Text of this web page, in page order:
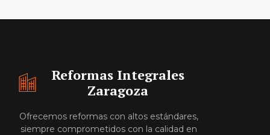
Reformas Integrales
Zaragoza
Ofrecemos reformas con altos estándares,
siempre comprometidos con la calidad en